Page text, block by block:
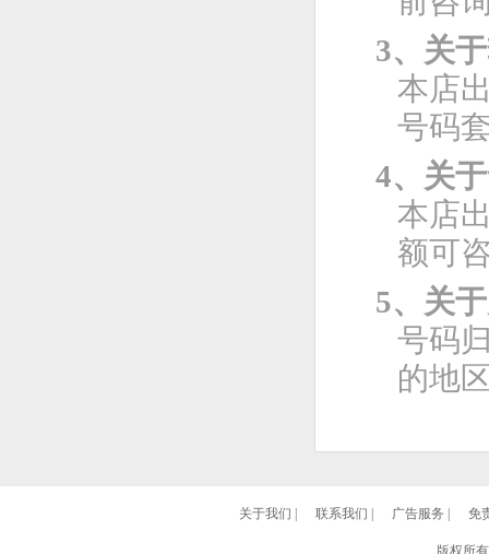
3、关
本店
号码
4、关
本店
额可
5、关
号码
的地
关于我们 联系我们 广告服务 免
版权所